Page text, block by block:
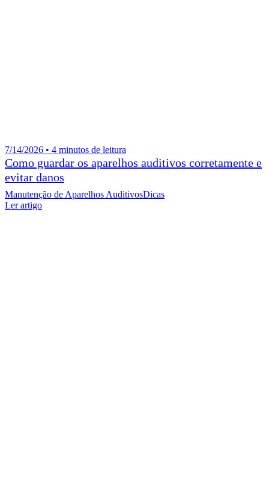
7/14/2026 • 4 minutos de leitura
Como guardar os aparelhos auditivos corretamente e
evitar danos
Manutenção de Aparelhos AuditivosDicas
Ler artigo